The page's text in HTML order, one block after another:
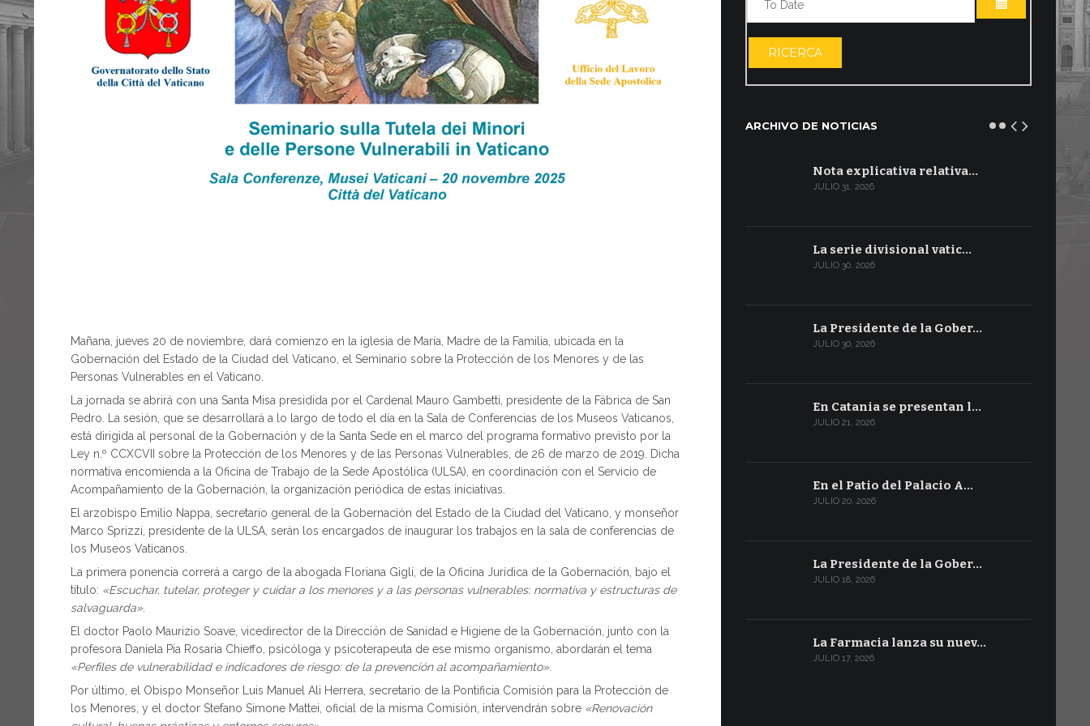
Mañana, jueves 20 de noviembre, dará comienzo en la iglesia de María, Madre de la Familia, ubicada en la
Gobernación del Estado de la Ciudad del Vaticano, el Seminario sobre la Protección de los Menores y de las
Personas Vulnerables en el Vaticano.
La jornada se abrirá con una Santa Misa presidida por el Cardenal Mauro Gambetti, presidente de la Fábrica de San
Pedro. La sesión, que se desarrollará a lo largo de todo el día en la Sala de Conferencias de los Museos Vaticanos,
está dirigida al personal de la Gobernación y de la Santa Sede en el marco del programa formativo previsto por la
Ley n.º CCXCVII sobre la Protección de los Menores y de las Personas Vulnerables, de 26 de marzo de 2019. Dicha
normativa encomienda a la Oficina de Trabajo de la Sede Apostólica (ULSA), en coordinación con el Servicio de
Acompañamiento de la Gobernación, la organización periódica de estas iniciativas.
El arzobispo Emilio Nappa, secretario general de la Gobernación del Estado de la Ciudad del Vaticano, y monseñor
Marco Sprizzi, presidente de la ULSA, serán los encargados de inaugurar los trabajos en la sala de conferencias de
los Museos Vaticanos.
La primera ponencia correrá a cargo de la abogada Floriana Gigli, de la Oficina Jurídica de la Gobernación, bajo el
título: «Escuchar, tutelar, proteger y cuidar a los menores y a las personas vulnerables: normativa y estructuras de
salvaguarda».
El doctor Paolo Maurizio Soave, vicedirector de la Dirección de Sanidad e Higiene de la Gobernación, junto con la
profesora Daniela Pia Rosaria Chieffo, psicóloga y psicoterapeuta de ese mismo organismo, abordarán el tema
«Perfiles de vulnerabilidad e indicadores de riesgo: de la prevención al acompañamiento».
Por último, el Obispo Monseñor Luis Manuel Ali Herrera, secretario de la Pontificia Comisión para la Protección de
los Menores, y el doctor Stefano Simone Mattei, oficial de la misma Comisión, intervendrán sobre «Renovación
ABRIR EL
RICERCA
ARCHIVO DE NOTICIAS
Nota explicativa relativa…
JULIO 31, 2026
La serie divisional vatic…
JULIO 30, 2026
La Presidente de la Gober…
JULIO 30, 2026
En Catania se presentan l…
JULIO 21, 2026
En el Patio del Palacio A…
JULIO 20, 2026
La Presidente de la Gober…
JULIO 18, 2026
La Farmacia lanza su nuev…
JULIO 17, 2026